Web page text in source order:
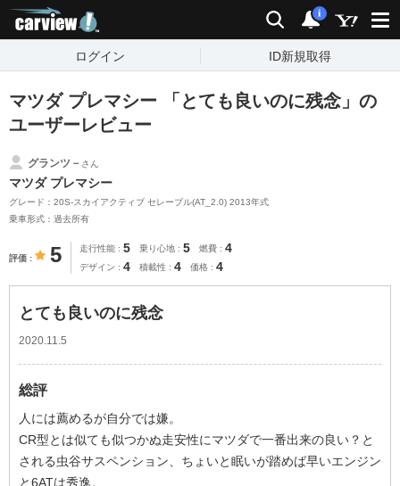
検索 通知
i
ログイン ID新規取得
マツダ プレマシー 「とても良いのに残念」の
ユーザーレビュー
グランツ－ さん
マツダ プレマシー
グレード：20S-スカイアクティブ セレーブル(AT_2.0) 2013年式
乗車形式：過去所有
評価 5 走行性能 5 乗り心地 5 燃費 4
デザイン 4 積載性 4 価格 4
とても良いのに残念
2020.11.5
総評
人には薦めるが自分では嫌。
CR型とは似ても似つかぬ走安性にマツダで一番出来の良い？と
される虫谷サスペンション、ちょいと眠いが踏めば早いエンジン
と6ATは秀逸。